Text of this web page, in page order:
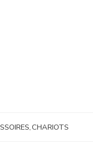
,CHARIOTS